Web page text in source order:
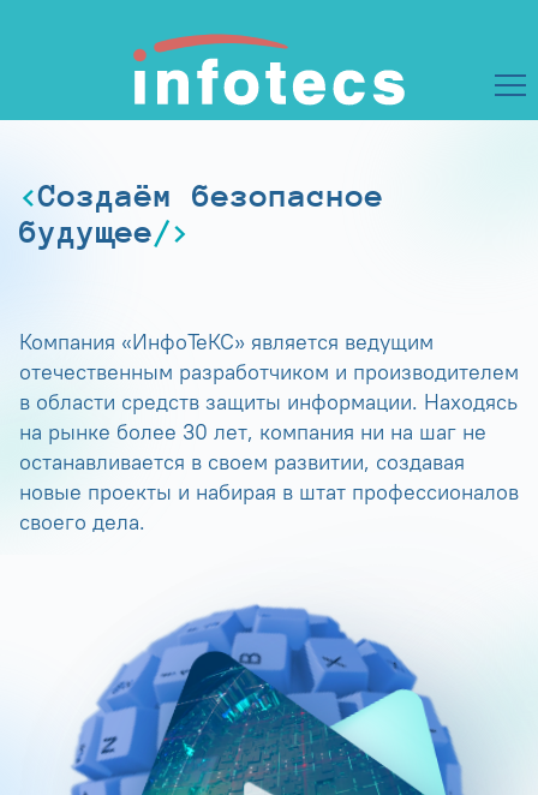
Создаём безопасное
будущее
Компания «ИнфоТеКС» является ведущим
отечественным разработчиком и производителем
в области средств защиты информации. Находясь
на рынке более 30 лет, компания ни на шаг не
останавливается в своем развитии, создавая
новые проекты и набирая в штат профессионалов
своего дела.